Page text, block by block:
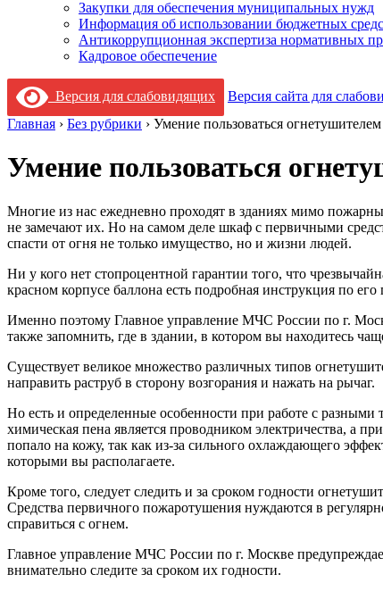
Закупки для обеспечения муниципальных нужд
Информация об использовании бюджетных
Антикоррупционная экспертиза нормативных
Кадровое обеспечение
Версия для слабовидящих
Версия сайта для
Главная › Без рубрики › Умение пользоваться
Умение пользоваться
Многие из нас ежедневно проходят в зданиях мимо
не замечают их. Но на самом деле шкаф с первичными
спасти от огня не только имущество, но и жизни людей.
Ни у кого нет стопроцентной гарантии того, что
красном корпусе баллона есть подробная инструкция по
Именно поэтому Главное управление МЧС России по г.
также запомнить, где в здании, в котором вы находитесь
Существует великое множество различных типов
направить раструб в сторону возгорания и нажать на рычаг.
Но есть и определенные особенности при работе с
химическая пена является проводником электричества, а
попало на кожу, так как из-за сильного охлаждающего
которыми вы располагаете.
Кроме того, следует следить и за сроком годности
Средства первичного пожаротушения нуждаются в
справиться с огнем.
Главное управление МЧС России по г. Москве
внимательно следите за сроком их годности.